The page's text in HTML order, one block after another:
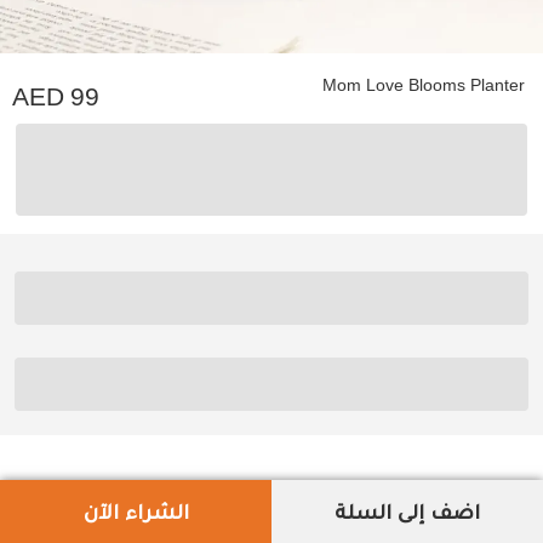
Mom Love Blooms Planter
99
اضف إلى السلة الشراء الآن